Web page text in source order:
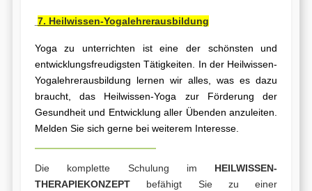
7. Heilwissen-Yogalehrerausbildung
Yoga zu unterrichten ist eine der schönsten und
entwicklungsfreudigsten Tätigkeiten. In der Heilwissen-
Yogalehrerausbildung lernen wir alles, was es dazu
braucht, das Heilwissen-Yoga zur Förderung der
Gesundheit und Entwicklung aller Übenden anzuleiten.
Melden Sie sich gerne bei weiterem Interesse.
Die komplette Schulung im HEILWISSEN-
THERAPIEKONZEPTbefähigt Sie zu einer